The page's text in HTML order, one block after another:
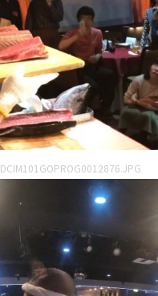
DCIM101GOPROG0012876.JPG